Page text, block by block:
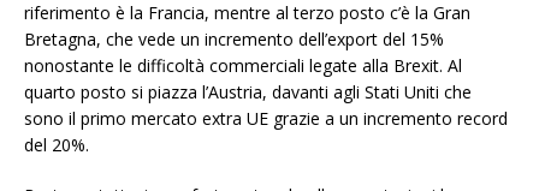
riferimento è la Francia, mentre al terzo posto c’è la Gran
Bretagna, che vede un incremento dell’export del 15%
nonostante le difficoltà commerciali legate alla Brexit. Al
quarto posto si piazza l’Austria, davanti agli Stati Uniti che
sono il primo mercato extra UE grazie a un incremento record
del 20%.